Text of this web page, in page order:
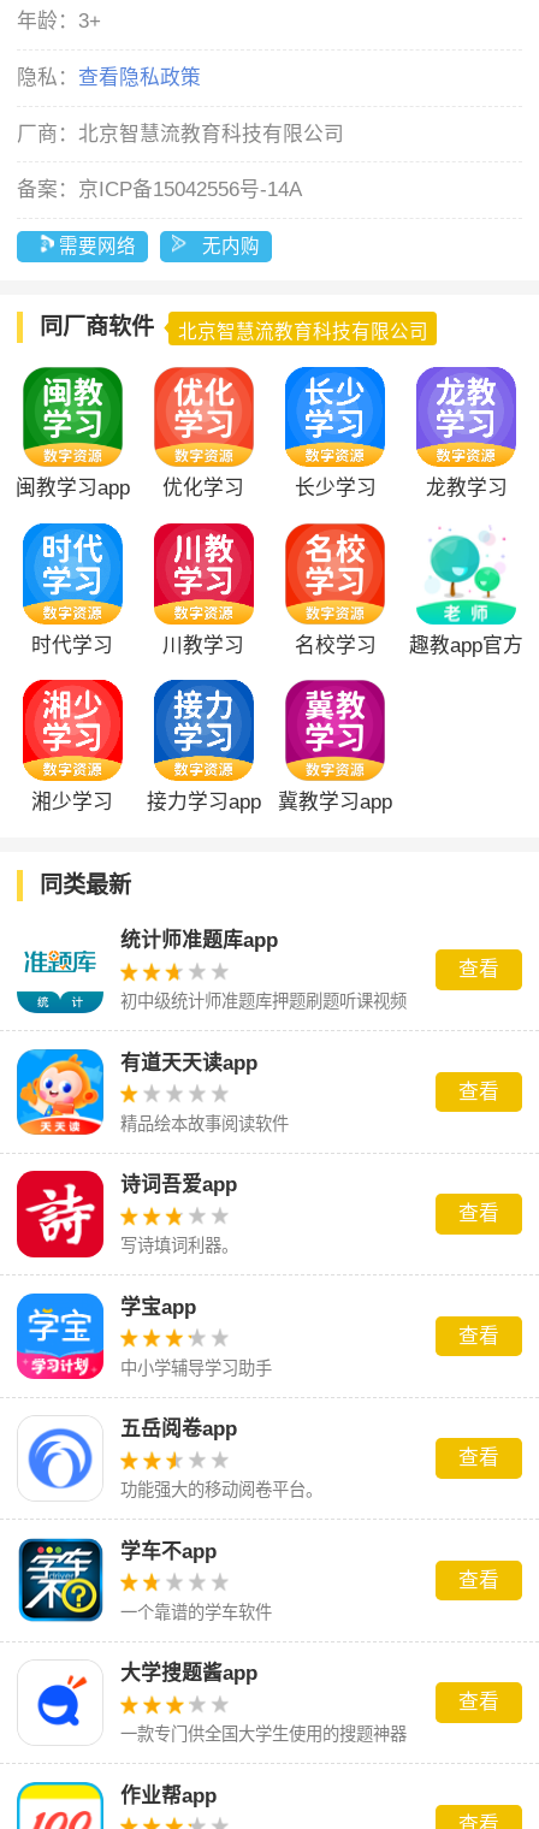
年龄： 3+
隐私： 查看隐私政策
厂商：北京智慧流教育科技有限公司
备案： 京ICP备15042556号-14A
需要网络 无内购
同厂商软件 北京智慧流教育科技有限公司
闽教学习app 优化学习 长少学习 龙教学习
时代学习 川教学习 名校学习
趣教app官方
湘少学习 接力学习app 冀教学习app
同类最新
统计师准题库app
初中级统计师准题库押题刷题听课视频
题库！
查看
有道天天读app
精品绘本故事阅读软件
查看
诗词吾爱app
写诗填词利器。
查看
学宝app
中小学辅导学习助手
查看
五岳阅卷app
功能强大的移动阅卷平台。
查看
学车不app
一个靠谱的学车软件
查看
大学搜题酱app
一款专门供全国大学生使用的搜题神器
查看
作业帮app